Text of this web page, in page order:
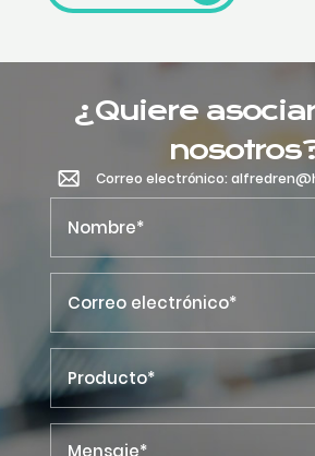
¿Quiere
Correo electrónico: